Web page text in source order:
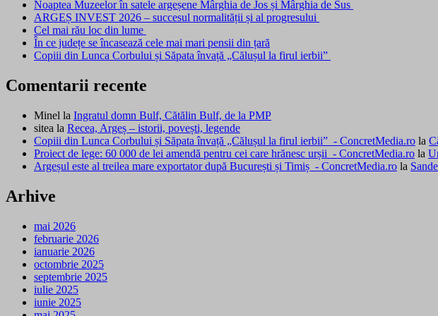
Noaptea Muzeelor în satele argeșene Mârghia de Jos și Mârghia de Sus
ARGEȘ INVEST 2026 – succesul normalității și al progresului
Cel mai rău loc din lume
În ce județe se încasează cele mai mari pensii din țară
Copiii din Lunca Corbului și Săpata învață „Călușul la firul ierbii”
Comentarii recente
Minel la Ingratul domn Bulf, Cătălin Bulf, de la PMP
sitea la Recea, Argeș – istorii, povești, legende
Copiii din Lunca Corbului și Săpata învață „Călușul la firul ierbii” - ConcretMedia.ro la
Proiect de lege: 60 000 de lei amendă pentru cei care hrănesc urșii - ConcretMedia.ro la
Argeșul este al treilea mare exportator după București și Timiș - ConcretMedia.ro la
Arhive
mai 2026
februarie 2026
ianuarie 2026
octombrie 2025
septembrie 2025
iulie 2025
iunie 2025